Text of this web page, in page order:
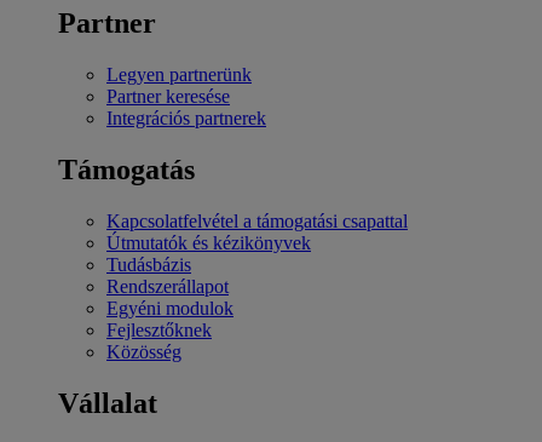
Partner
Legyen partnerünk
Partner keresése
Integrációs partnerek
Támogatás
Kapcsolatfelvétel a támogatási csapattal
Útmutatók és kézikönyvek
Tudásbázis
Rendszerállapot
Egyéni modulok
Fejlesztőknek
Közösség
Vállalat